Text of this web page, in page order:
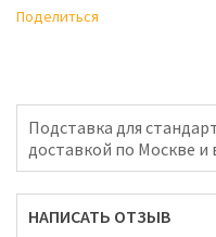
Поделиться
Подставка для
доставкой по Москве и
НАПИСАТЬ ОТЗЫВ